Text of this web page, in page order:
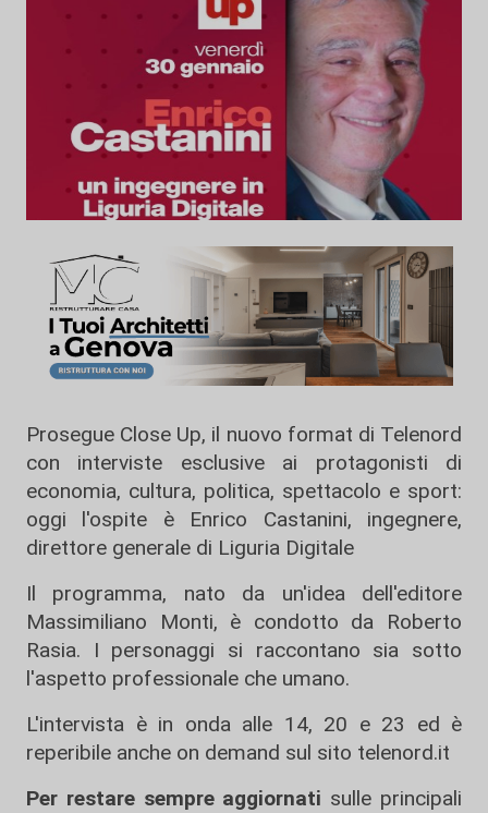
Prosegue Close Up, il nuovo format di Telenord
con interviste esclusive ai protagonisti di
economia, cultura, politica, spettacolo e sport:
oggi l'ospite è Enrico Castanini, ingegnere,
direttore generale di Liguria Digitale
Il programma, nato da un'idea dell'editore
Massimiliano Monti, è condotto da Roberto
Rasia. I personaggi si raccontano sia sotto
l'aspetto professionale che umano.
L'intervista è in onda alle 14, 20 e 23 ed è
reperibile anche on demand sul sito telenord.it
Per restare sempre aggiornati sulle principali